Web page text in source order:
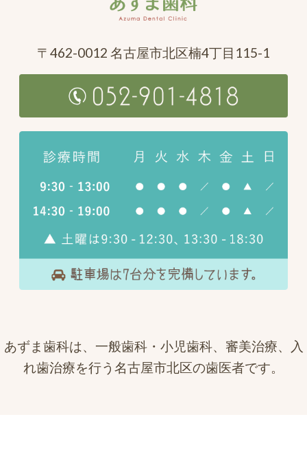
〒462-0012 名古屋市北区楠4丁目115-1
あずま歯科は、一般歯科・小児歯科、審美治療、入
れ歯治療を行う名古屋市北区の歯医者です。